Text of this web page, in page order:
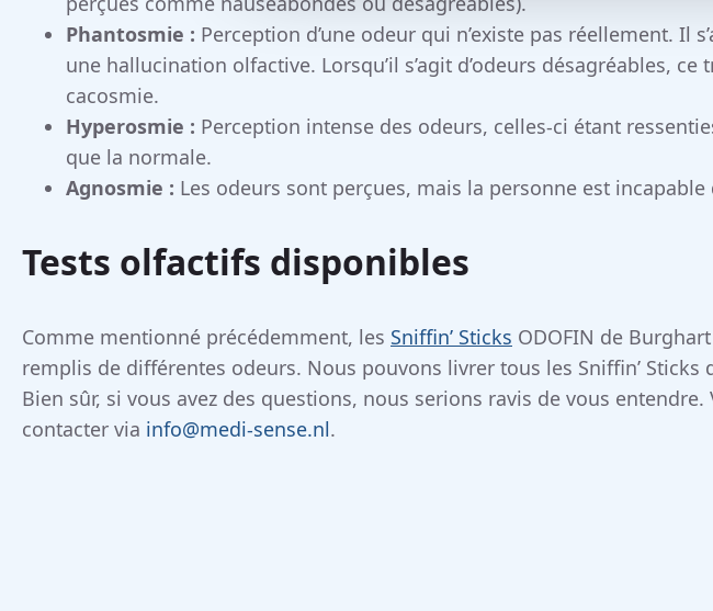
Phantosmie : Perception d’une odeur qui n’existe pas réellement. Il
une hallucination olfactive. Lorsqu’il s’agit d’odeurs désagréables, ce
cacosmie.
Hyperosmie : Perception intense des odeurs, celles-ci étant
que la normale.
Agnosmie : Les odeurs sont perçues, mais la personne est incapable
Tests olfactifs disponibles
Comme mentionné précédemment, les Sniffin’ Sticks ODOFIN de
remplis de différentes odeurs. Nous pouvons livrer tous les Sniffin’ Sticks
Bien sûr, si vous avez des questions, nous serions ravis de vous entendre.
contacter via info@medi-sense.nl.